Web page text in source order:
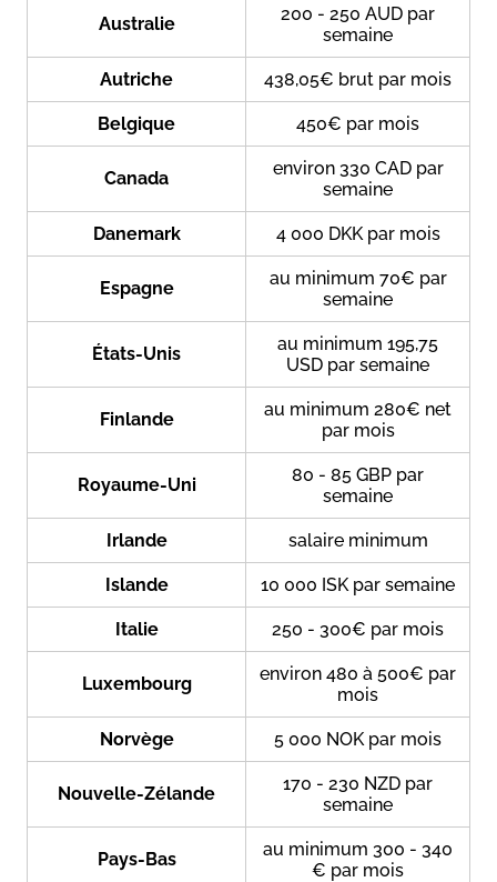
Australie
200 - 250 AUD par
semaine
Autriche 438,05€ brut par mois
Belgique 450€ par mois
Canada
environ 330 CAD par
semaine
Danemark 4 000 DKK par mois
Espagne
au minimum 70€ par
semaine
États-Unis
au minimum 195,75
USD par semaine
Finlande
au minimum 280€ net
par mois
Royaume-Uni
80 - 85 GBP par
semaine
Irlande salaire minimum
Islande 10 000 ISK par semaine
Italie 250 - 300€ par mois
Luxembourg
environ 480 à 500€ par
mois
Norvège 5 000 NOK par mois
Nouvelle-Zélande
170 - 230 NZD par
semaine
Pays-Bas
au minimum 300 - 340
€ par mois